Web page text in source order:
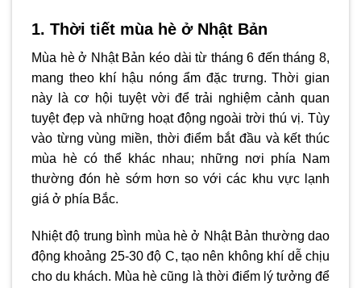
1. Thời tiết mùa hè ở Nhật Bản
Mùa hè ở Nhật Bản kéo dài từ tháng 6 đến tháng 8,
mang theo khí hậu nóng ẩm đặc trưng. Thời gian
này là cơ hội tuyệt vời để trải nghiệm cảnh quan
tuyệt đẹp và những hoạt động ngoài trời thú vị. Tùy
vào từng vùng miền, thời điểm bắt đầu và kết thúc
mùa hè có thể khác nhau; những nơi phía Nam
thường đón hè sớm hơn so với các khu vực lạnh
giá ở phía Bắc.
Nhiệt độ trung bình mùa hè ở Nhật Bản thường dao
động khoảng 25-30 độ C, tạo nên không khí dễ chịu
cho du khách. Mùa hè cũng là thời điểm lý tưởng để